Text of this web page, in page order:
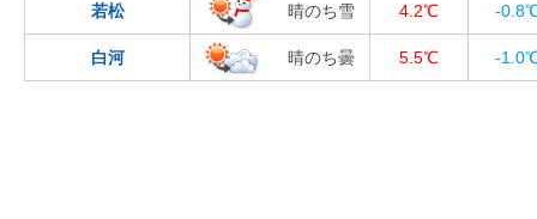
若松 晴のち雪 4.2℃ -
白河 晴のち曇 5.5℃ -